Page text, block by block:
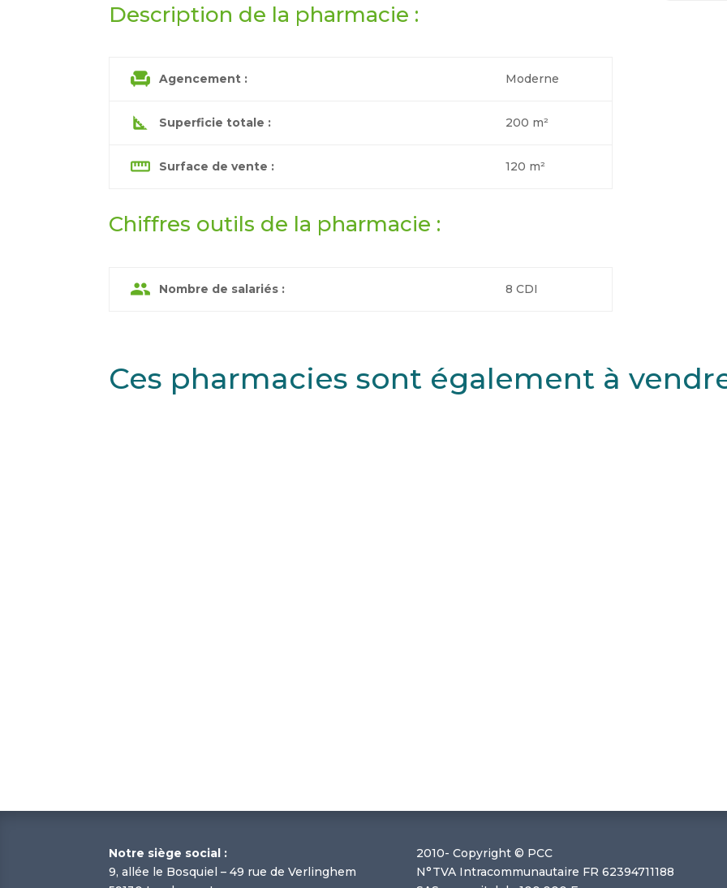
Description de la pharmacie :
chair Agencement : Moderne
square_foot Superficie totale : 200 m²
straighten Surface de vente : 120 m²
Chiffres outils de la pharmacie :
group Nombre de salariés : 8 CDI
Ces pharmacies sont également à
Notre siège social :
9, allée le Bosquiel – 49 rue de Verlinghem
2010- Copyright © PCC
N°TVA Intracommunautaire FR 62394711188